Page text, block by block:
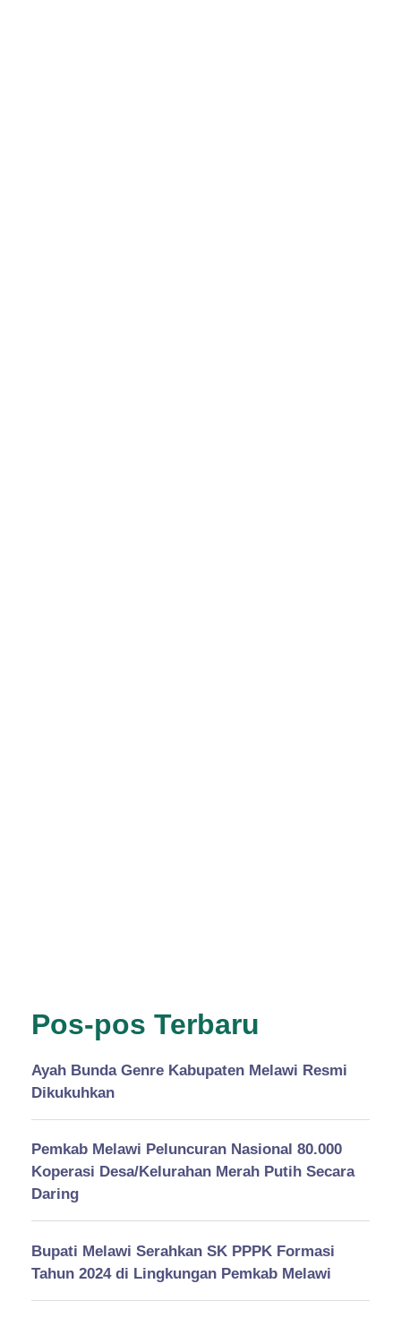
Pos-pos Terbaru
Ayah Bunda Genre Kabupaten Melawi Resmi
Dikukuhkan
Pemkab Melawi Peluncuran Nasional 80.000
Koperasi Desa/Kelurahan Merah Putih Secara
Daring
Bupati Melawi Serahkan SK PPPK Formasi
Tahun 2024 di Lingkungan Pemkab Melawi